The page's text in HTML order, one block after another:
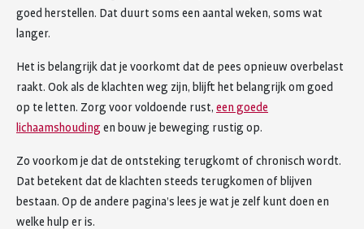
goed herstellen. Dat duurt soms een aantal weken, soms wat
langer.
Het is belangrijk dat je voorkomt dat de pees opnieuw overbelast
raakt. Ook als de klachten weg zijn, blijft het belangrijk om goed
op te letten. Zorg voor voldoende rust, een goede
lichaamshouding en bouw je beweging rustig op.
Zo voorkom je dat de ontsteking terugkomt of chronisch wordt.
Dat betekent dat de klachten steeds terugkomen of blijven
bestaan. Op de andere pagina’s lees je wat je zelf kunt doen en
welke hulp er is.